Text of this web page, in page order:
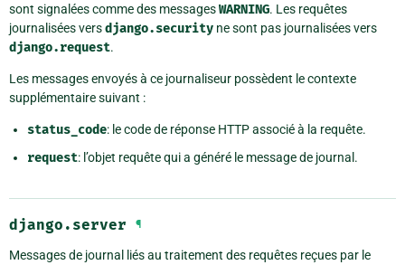
sont signalées comme des messagesWARNING. Les requêtes
journalisées versdjango.security ne sont pas journalisées vers
django.request.
Les messages envoyés à ce journaliseur possèdent le contexte
supplémentaire suivant :
status_code: le code de réponse HTTP associé à la requête.
request: l’objet requête qui a généré le message de journal.
django.server ¶
Messages de journal liés au traitement des requêtes reçues par le